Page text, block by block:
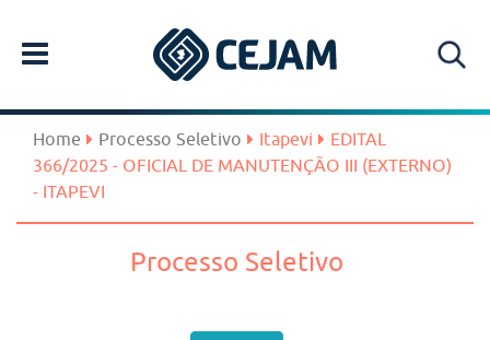
Home Processo Seletivo Itapevi
EDITAL
366/2025 - OFICIAL DE MANUTENÇÃO III (EXTERNO)
- ITAPEVI
Processo Seletivo